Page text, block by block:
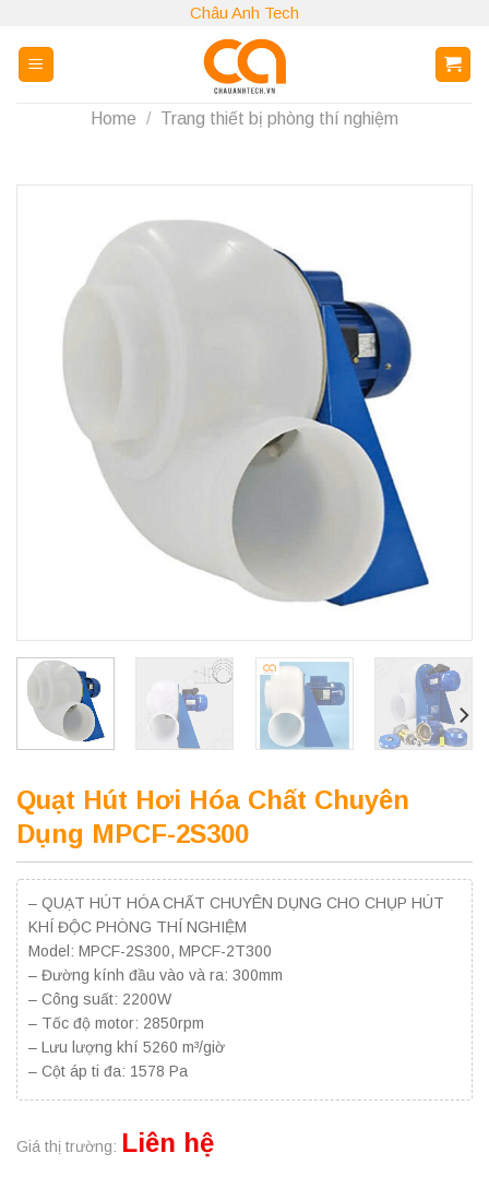
content
Châu Anh Tech
Home / Trang thiết bị phòng thí nghiệm
Quạt Hút Hơi Hóa Chất Chuyên
Dụng MPCF-2S300
– QUẠT HÚT HÓA CHẤT CHUYÊN DỤNG CHO CHỤP HÚT
KHÍ ĐỘC PHÒNG THÍ NGHIỆM
Model: MPCF-2S300, MPCF-2T300
– Đường kính đầu vào và ra: 300mm
– Công suất: 2200W
– Tốc độ motor: 2850rpm
– Lưu lượng khí 5260 m³/giờ
– Cột áp ti đa: 1578 Pa
Giá thị trường: Liên hệ